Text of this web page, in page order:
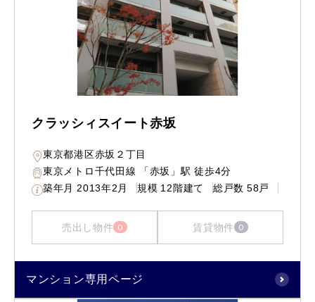
クラッシィスイート赤坂
東京都港区赤坂２丁目
東京メトロ千代田線 「赤坂」駅 徒歩4分
築年月 2013年2月 規模 12階建て 総戸数 58戸
売出し物件 0 賃貸物件 0
マンション専用ページ